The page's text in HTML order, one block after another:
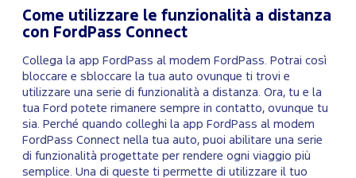
Come utilizzare le funzionalità a distanza
con FordPass Connect
Collega la app FordPass al modem FordPass. Potrai così
bloccare e sbloccare la tua auto ovunque ti trovi e
utilizzare una serie di funzionalità a distanza. Ora, tu e la
tua Ford potete rimanere sempre in contatto, ovunque tu
sia. Perché quando colleghi la app FordPass al modem
FordPass Connect nella tua auto, puoi abilitare una serie
di funzionalità progettate per rendere ogni viaggio più
semplice. Una di queste ti permette di utilizzare il tuo